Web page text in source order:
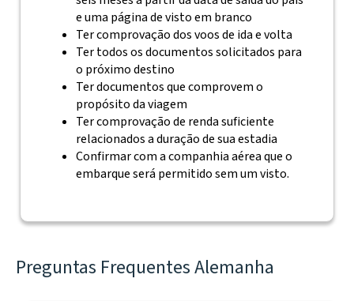
e uma página de visto em branco
Ter comprovação dos voos de ida e volta
Ter todos os documentos solicitados para
o próximo destino
Ter documentos que comprovem o
propósito da viagem
Ter comprovação de renda suficiente
relacionados a duração de sua estadia
Confirmar com a companhia aérea que o
embarque será permitido sem um visto.
Preguntas Frequentes Alemanha